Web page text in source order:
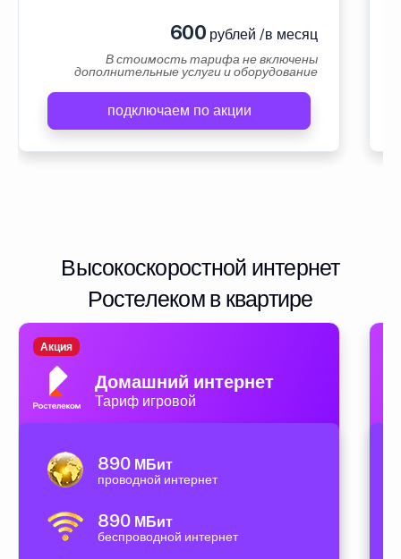
600 рублей /в месяц
В стоимость тарифа не включены
дополнительные услуги и оборудование
подключаем по акции
Высокоскоростной интернет
Ростелеком в квартире
Домашний интернет
Тариф игровой
Акция
890 МБит
проводной интернет
890 МБит
беспроводной интернет